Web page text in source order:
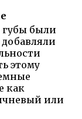
губы были
этому
как
или